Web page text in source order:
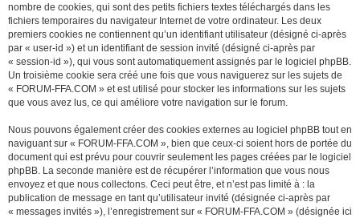
nombre de cookies, qui sont des petits fichiers textes téléchargés dans les
fichiers temporaires du navigateur Internet de votre ordinateur. Les deux
premiers cookies ne contiennent qu’un identifiant utilisateur (désigné ci-après
par « user-id ») et un identifiant de session invité (désigné ci-après par
« session-id »), qui vous sont automatiquement assignés par le logiciel phpBB.
Un troisième cookie sera créé une fois que vous naviguerez sur les sujets de
« FORUM-FFA.COM » et est utilisé pour stocker les informations sur les sujets
que vous avez lus, ce qui améliore votre navigation sur le forum.
Nous pouvons également créer des cookies externes au logiciel phpBB tout en
naviguant sur « FORUM-FFA.COM », bien que ceux-ci soient hors de portée du
document qui est prévu pour couvrir seulement les pages créées par le logiciel
phpBB. La seconde manière est de récupérer l’information que vous nous
envoyez et que nous collectons. Ceci peut être, et n’est pas limité à : la
publication de message en tant qu’utilisateur invité (désignée ci-après par
« messages invités »), l’enregistrement sur « FORUM-FFA.COM » (désignée ici